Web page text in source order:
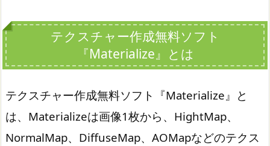
テクスチャー作成無料ソフト
『Materialize』とは
テクスチャー作成無料ソフト『Materialize』と
は、Materializeは画像1枚から、HightMap、
NormalMap、DiffuseMap、AOMapなどのテクス